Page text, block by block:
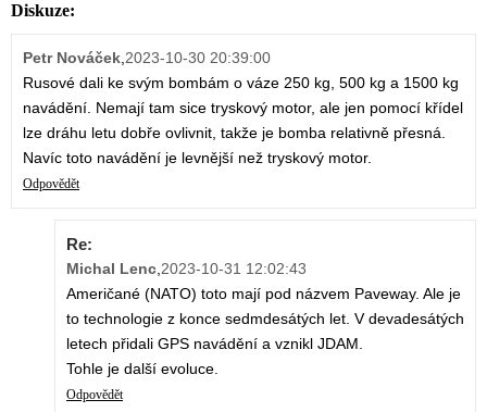
Diskuze:
Petr Nováček,2023-10-30 20:39:00
Rusové dali ke svým bombám o váze 250 kg, 500 kg a 1500 kg
navádění. Nemají tam sice tryskový motor, ale jen pomocí křídel
lze dráhu letu dobře ovlivnit, takže je bomba relativně přesná.
Navíc toto navádění je levnější než tryskový motor.
Odpovědět
Re:
Michal Lenc,2023-10-31 12:02:43
Američané (NATO) toto mají pod názvem Paveway. Ale je
to technologie z konce sedmdesátých let. V devadesátých
letech přidali GPS navádění a vznikl JDAM.
Tohle je další evoluce.
Odpovědět